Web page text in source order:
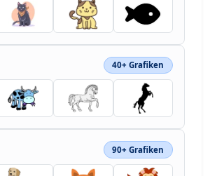
40+ Grafiken
90+ Grafiken